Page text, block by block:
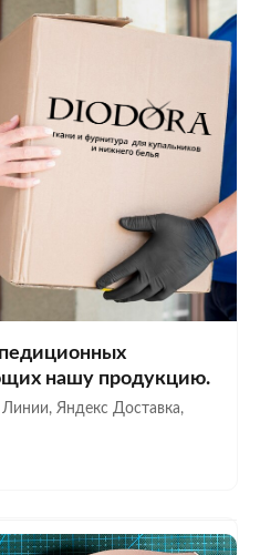
нашу продукцию.
Яндекс Доставка,